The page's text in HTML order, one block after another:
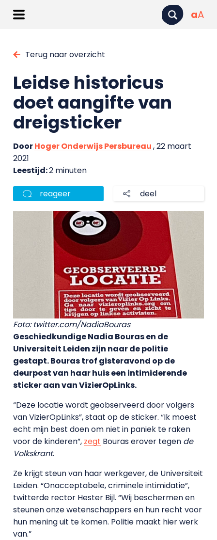
aA
Terug naar overzicht
Leidse historicus
doet aangifte van
dreigsticker
DoorHoger Onderwijs Persbureau, 22 maart
2021
Leestijd:2 minuten
reageer deel
Foto: twitter.com/NadiaBouras
Geschiedkundige Nadia Bouras en de
Universiteit Leiden zijn naar de politie
gestapt. Bouras trof gisteravond op de
deurpost van haar huis een intimiderende
sticker aan van VizierOpLinks.
“Deze locatie wordt geobserveerd door volgers
van VizierOpLinks”, staat op de sticker. “Ik moest
echt mijn best doen om niet in paniek te raken
voor de kinderen”, zegt Bouras erover tegen de
Volkskrant.
Ze krijgt steun van haar werkgever, de Universiteit
Leiden. “Onacceptabele, criminele intimidatie”,
twitterde rector Hester Bijl. “Wij beschermen en
steunen onze wetenschappers en hun recht voor
hun mening uit te komen. Politie maakt hier werk
van.”